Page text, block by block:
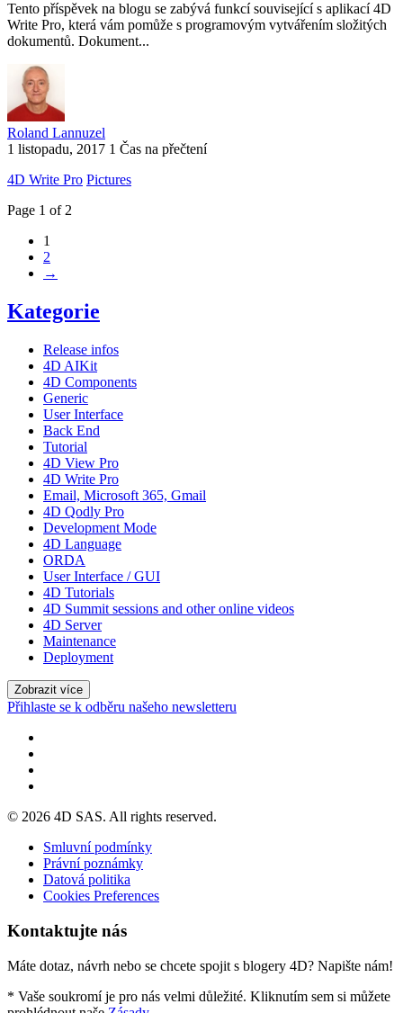
Tento příspěvek na blogu se zabývá funkcí související s aplikací 4D
Write Pro, která vám pomůže s programovým vytvářením složitých
dokumentů. Dokument...
Roland Lannuzel
1 listopadu, 2017 1 Čas na přečtení
4D Write Pro Pictures
Page 1 of 2
1
2
→
Kategorie
Release infos
4D AIKit
4D Components
Generic
User Interface
Back End
Tutorial
4D View Pro
4D Write Pro
Email, Microsoft 365, Gmail
4D Qodly Pro
Development Mode
4D Language
ORDA
User Interface / GUI
4D Tutorials
4D Summit sessions and other online videos
4D Server
Maintenance
Deployment
Zobrazit více
Přihlaste se k odběru našeho newsletteru
© 2026 4D SAS. All rights reserved.
Smluvní podmínky
Právní poznámky
Datová politika
Cookies Preferences
Kontaktujte nás
Máte dotaz, návrh nebo se chcete spojit s blogery 4D? Napište nám!
* Vaše soukromí je pro nás velmi důležité. Kliknutím sem si můžete